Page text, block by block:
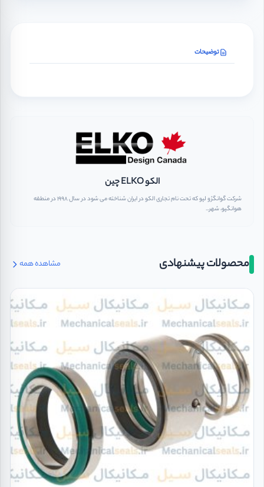
توضیحات
الکو ELKO چین
شرکت گوانگژو لپو که تحت نام تجاری الکو در ایران شناخته می شود در سال ۱۹۹۸ در منطقه
هوانگپو، شهر...
محصولات پیشنهادی مشاهده همه